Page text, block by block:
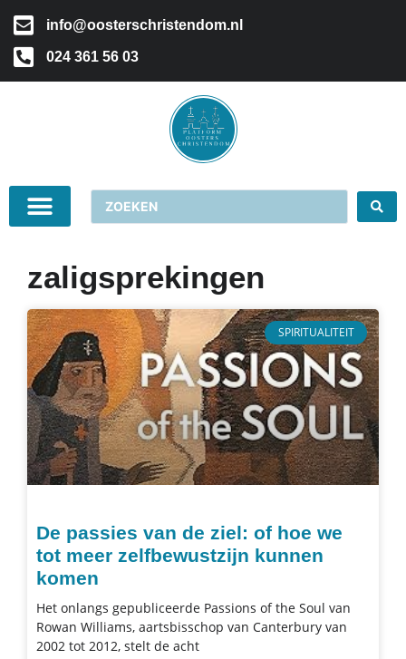
info@oosterschristendom.nl
024 361 56 03
zaligsprekingen
SPIRITUALITEIT
De passies van de ziel: of hoe we
tot meer zelfbewustzijn kunnen
komen
Het onlangs gepubliceerde Passions of the Soul van
Rowan Williams, aartsbisschop van Canterbury van
2002 tot 2012, stelt de acht